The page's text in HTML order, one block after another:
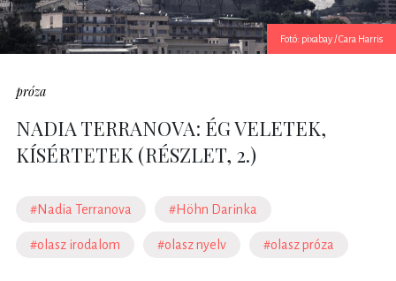
Fotó: pixabay / Cara Harris
próza
NADIA TERRANOVA: ÉG VELETEK,
KÍSÉRTETEK (RÉSZLET, 2.)
#Nadia Terranova #Höhn Darinka
#olasz irodalom #olasz nyelv #olasz próza